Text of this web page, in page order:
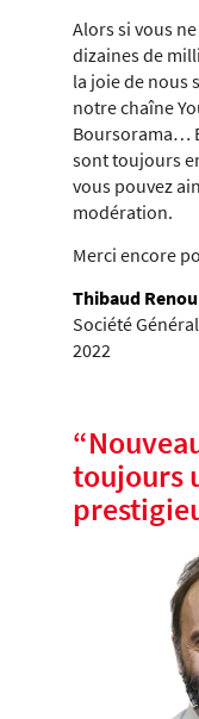
Alors si vous
dizaines de
la joie de nous
notre chaîne
Boursorama…
sont toujours
vous pouvez
modération.
Merci encore
Thibaud
Société
2022
“
toujours